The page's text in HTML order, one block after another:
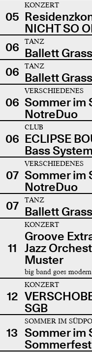
05
KONZERT
NICHT SO
06
TANZ
Ballett
06
TANZ
Ballett
06
VERSCHIEDENES
Sommer im
NotreDuo
06
CLUB
ECLIPSE
Bass
07
VERSCHIEDENES
Sommer im
NotreDuo
07
TANZ
Ballett
11
KONZERT
Groove
Jazz
Muster
big band goes
12
KONZERT
SGB
13
SOMMER IM
Sommer im
Sommerfest